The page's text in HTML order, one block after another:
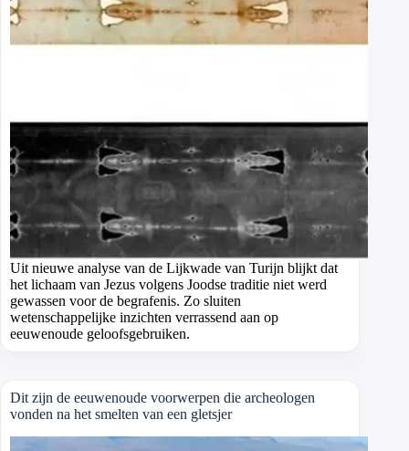
Uit nieuwe analyse van de Lijkwade van Turijn blijkt dat
het lichaam van Jezus volgens Joodse traditie niet werd
gewassen voor de begrafenis. Zo sluiten
wetenschappelijke inzichten verrassend aan op
eeuwenoude geloofsgebruiken.
Dit zijn de eeuwenoude voorwerpen die archeologen
vonden na het smelten van een gletsjer